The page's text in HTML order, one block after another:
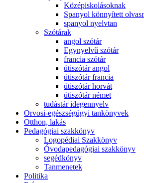
Középiskolásoknak
Spanyol könnyített
spanyol nyelvtan
Szótárak
angol szótár
Egynyelvű szótár
francia szótár
útiszótár angol
útiszótár francia
útiszótár horvát
útiszótár német
tudástár idegennyelv
Orvosi-egészségügyi tankönyvek
Otthon, lakás
Pedagógiai szakkönyv
Logopédiai Szakkönyv
Óvodapedagógiai szakkönyv
segédkönyv
Tanmenetek
Politika